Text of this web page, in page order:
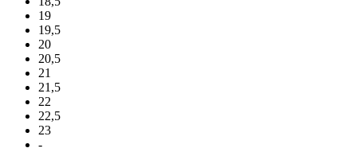
19
19,5
20
20,5
21
21,5
22
22,5
23
-